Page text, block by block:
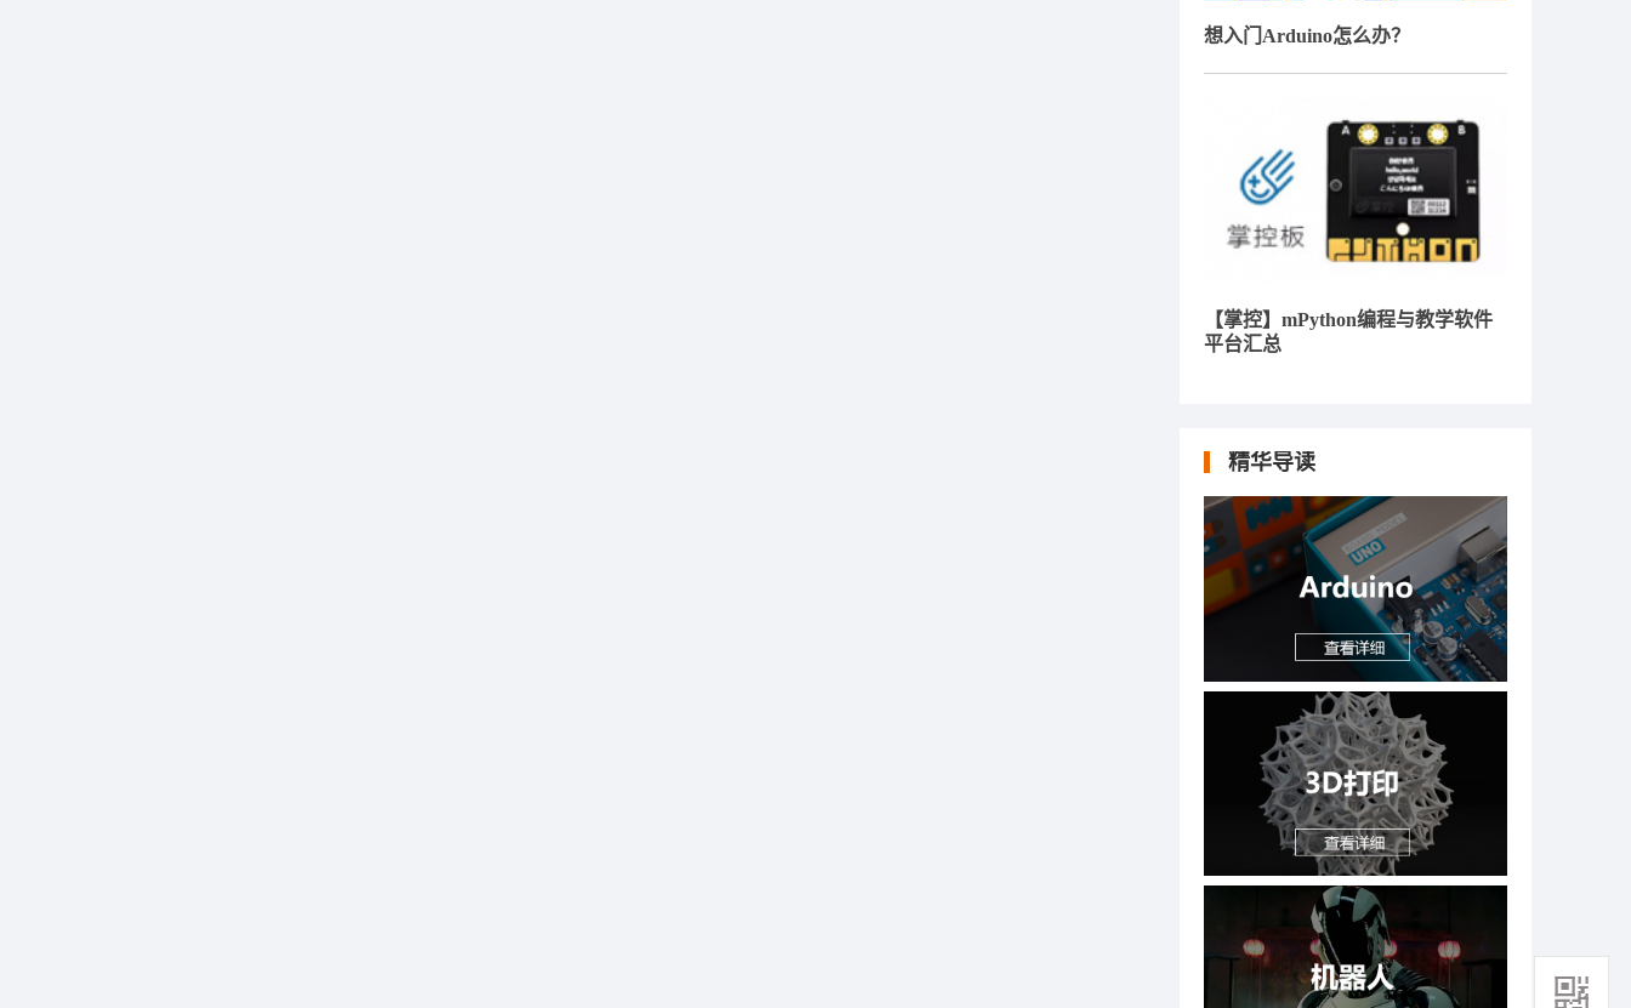
想入门Arduino怎么办？
【掌控】mPython编程与教学软件
平台汇总
精华导读